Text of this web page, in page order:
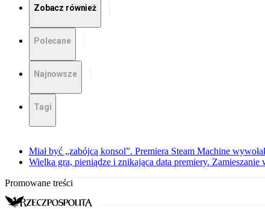
Zobacz również
Polecane
Najnowsze
Tagi
Miał być „zabójcą konsol”. Premiera Steam Machine
Wielka gra, pieniądze i znikająca data premiery. Zamieszanie
Promowane treści